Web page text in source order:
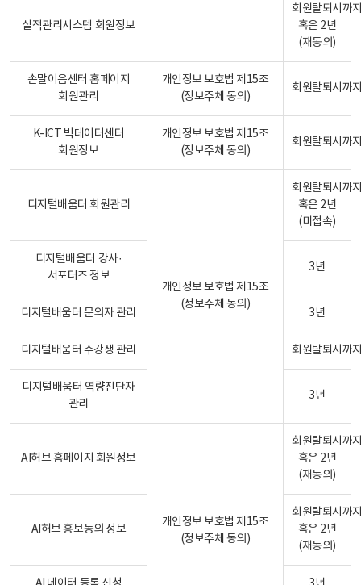
실적관리시스템 회원정보
회원탈퇴시까
혹은 2년
(재동의)
손말이음센터 홈페이지
회원관리
개인정보 보호법 제15조
(정보주체 동의)
회원탈퇴시까
K-ICT 빅데이터센터
회원정보
개인정보 보호법 제15조
(정보주체 동의)
회원탈퇴시까
디지털배움터 회원관리
개인정보 보호법 제15조
(정보주체 동의)
회원탈퇴시까
혹은 2년
(미접속)
디지털배움터 강사·
서포터즈 정보
3년
디지털배움터 문의자 관리 3년
디지털배움터 수강생 관리 회원탈퇴시까
디지털배움터 역량진단자
관리
3년
AI허브 홈페이지 회원정보
개인정보 보호법 제15조
(정보주체 동의)
회원탈퇴시까
혹은 2년
(재동의)
AI허브 홍보동의 정보
회원탈퇴시까
혹은 2년
(재동의)